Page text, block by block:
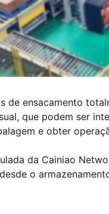
de ensacamento
que podem ser
e obter
da Cainiao
o